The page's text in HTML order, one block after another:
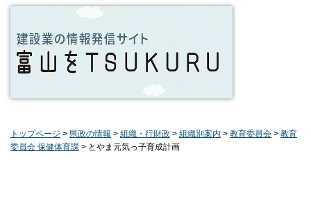
トップページ > 県政の情報 > 組織・行財政 > 組織別案内 > 教育委員会 > 教育
委員会 保健体育課 > とやま元気っ子育成計画